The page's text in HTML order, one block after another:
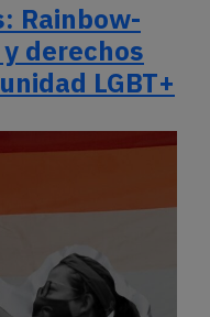
Rainbow-
derechos
LGBT+